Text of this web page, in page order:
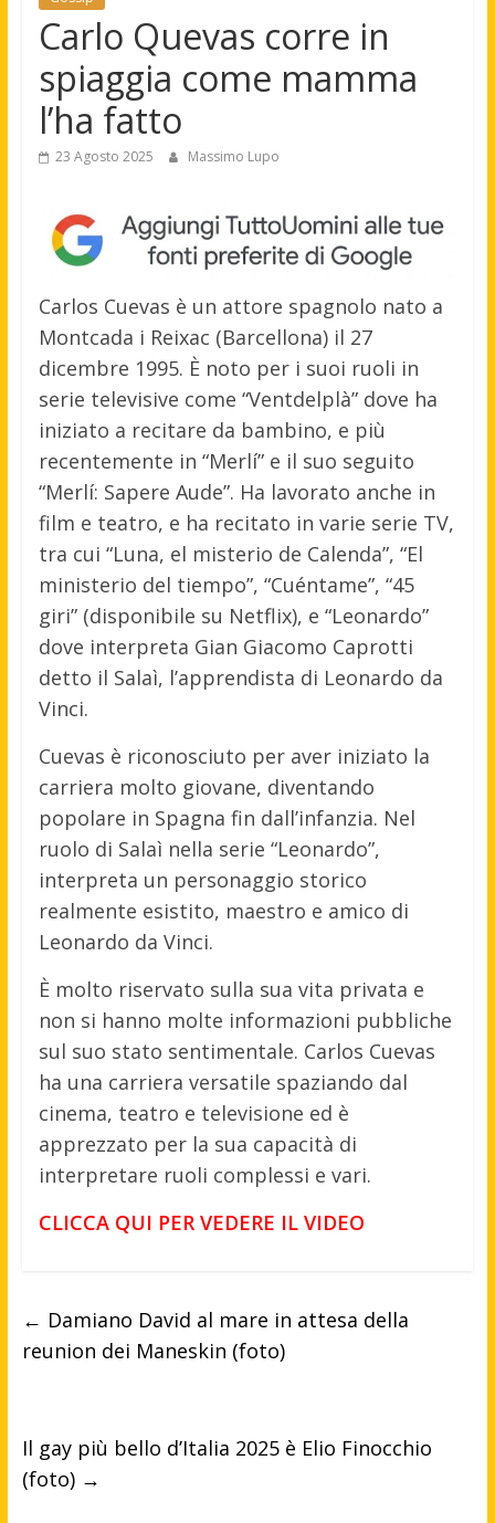
Carlo Quevas corre in
spiaggia come mamma
l’ha fatto
23 Agosto 2025 Massimo Lupo
Carlos Cuevas è un attore spagnolo nato a
Montcada i Reixac (Barcellona) il 27
dicembre 1995. È noto per i suoi ruoli in
serie televisive come “Ventdelplà” dove ha
iniziato a recitare da bambino, e più
recentemente in “Merlí” e il suo seguito
“Merlí: Sapere Aude”. Ha lavorato anche in
film e teatro, e ha recitato in varie serie TV,
tra cui “Luna, el misterio de Calenda”, “El
ministerio del tiempo”, “Cuéntame”, “45
giri” (disponibile su Netflix), e “Leonardo”
dove interpreta Gian Giacomo Caprotti
detto il Salaì, l’apprendista di Leonardo da
Vinci.
Cuevas è riconosciuto per aver iniziato la
carriera molto giovane, diventando
popolare in Spagna fin dall’infanzia. Nel
ruolo di Salaì nella serie “Leonardo”,
interpreta un personaggio storico
realmente esistito, maestro e amico di
Leonardo da Vinci.
È molto riservato sulla sua vita privata e
non si hanno molte informazioni pubbliche
sul suo stato sentimentale. Carlos Cuevas
ha una carriera versatile spaziando dal
cinema, teatro e televisione ed è
apprezzato per la sua capacità di
interpretare ruoli complessi e vari.
CLICCA QUI PER VEDERE IL VIDEO
← Damiano David al mare in attesa della
reunion dei Maneskin (foto)
Il gay più bello d’Italia 2025 è Elio Finocchio
(foto) →